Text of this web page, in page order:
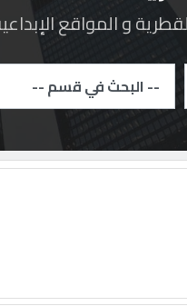
و المواقع